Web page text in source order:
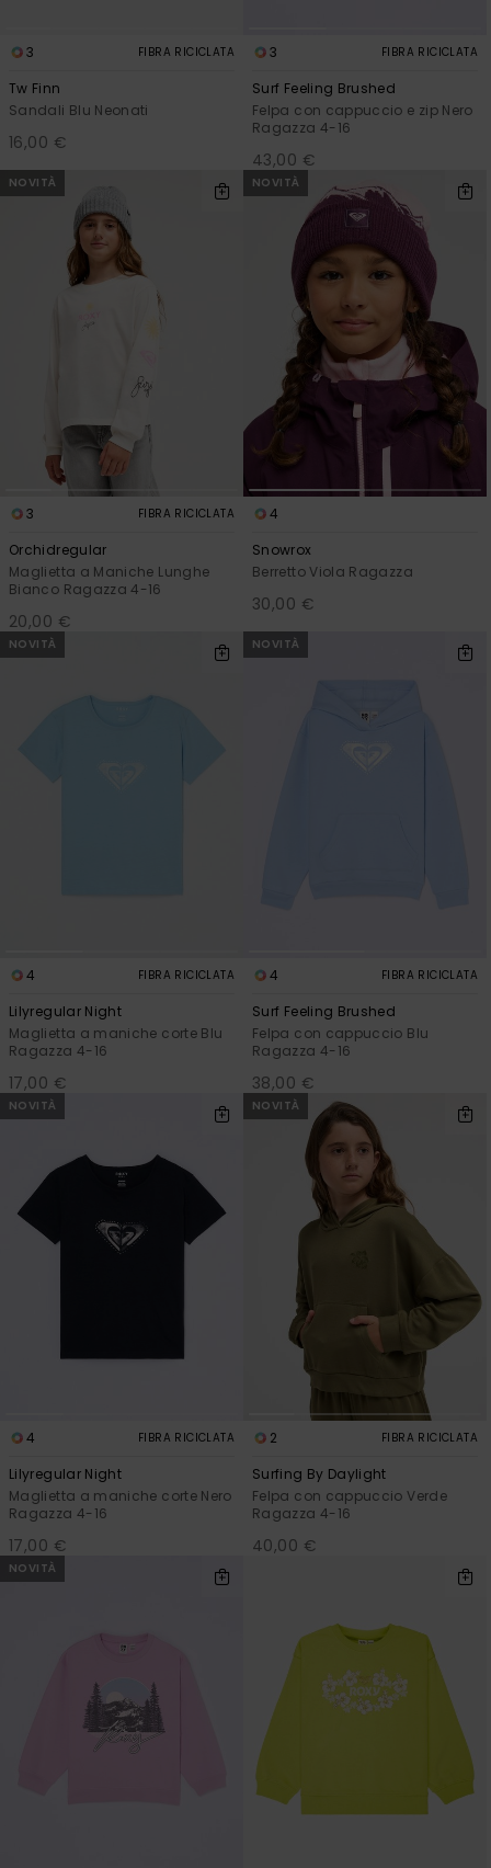
3 FIBRA RICICLATA
Tw Finn
Sandali Blu Neonati
16,00 €
3 FIBRA RICICLATA
Surf Feeling Brushed
Felpa con cappuccio e zip Nero
Ragazza 4-16
43,00 €
NOVITÀ
3 FIBRA RICICLATA
Orchidregular
Maglietta a Maniche Lunghe
Bianco Ragazza 4-16
20,00 €
NOVITÀ
4
Snowrox
Berretto Viola Ragazza
30,00 €
NOVITÀ
4 FIBRA RICICLATA
Lilyregular Night
Maglietta a maniche corte Blu
Ragazza 4-16
17,00 €
NOVITÀ
4 FIBRA RICICLATA
Surf Feeling Brushed
Felpa con cappuccio Blu
Ragazza 4-16
38,00 €
NOVITÀ
4 FIBRA RICICLATA
Lilyregular Night
Maglietta a maniche corte Nero
Ragazza 4-16
17,00 €
NOVITÀ
2 FIBRA RICICLATA
Surfing By Daylight
Felpa con cappuccio Verde
Ragazza 4-16
40,00 €
NOVITÀ